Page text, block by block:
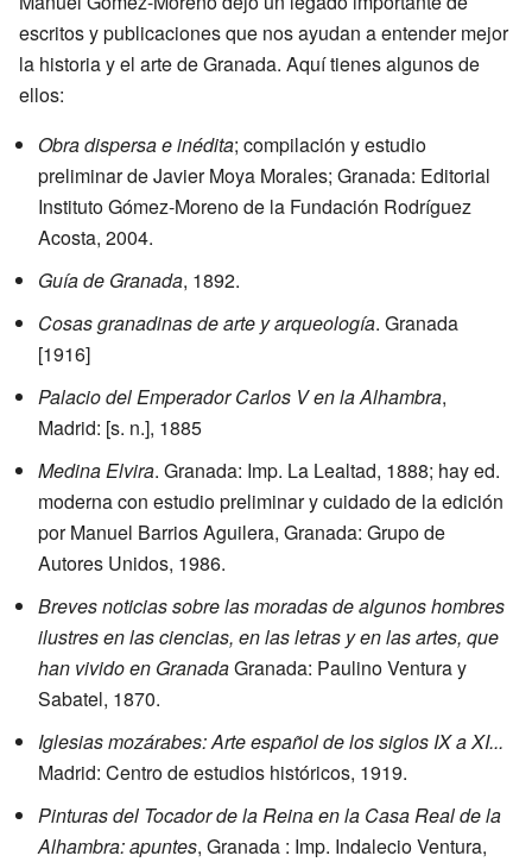
escritos y publicaciones que nos ayudan a entender mejor
la historia y el arte de Granada. Aquí tienes algunos de
ellos:
Obra dispersa e inédita; compilación y estudio
preliminar de Javier Moya Morales; Granada: Editorial
Instituto Gómez-Moreno de la Fundación Rodríguez
Acosta, 2004.
Guía de Granada, 1892.
Cosas granadinas de arte y arqueología. Granada
[1916]
Palacio del Emperador Carlos V en la Alhambra,
Madrid: [s. n.], 1885
Medina Elvira. Granada: Imp. La Lealtad, 1888; hay ed.
moderna con estudio preliminar y cuidado de la edición
por Manuel Barrios Aguilera, Granada: Grupo de
Autores Unidos, 1986.
Breves noticias sobre las moradas de algunos hombres
ilustres en las ciencias, en las letras y en las artes, que
han vivido en GranadaGranada: Paulino Ventura y
Sabatel, 1870.
Iglesias mozárabes: Arte español de los siglos IX a XI...
Madrid: Centro de estudios históricos, 1919.
Pinturas del Tocador de la Reina en la Casa Real de la
Alhambra: apuntes, Granada : Imp. Indalecio Ventura,